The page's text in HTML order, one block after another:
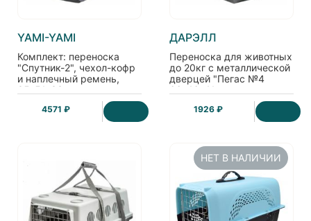
YAMI-YAMI
Комплект: переноска
"Спутник-2", чехол-кофр
и наплечный ремень,
35*51*33 см
4571 ₽
ДАРЭЛЛ
Переноска для животных
до 20кг с металлической
дверцей "Пегас №4
66*46*41см
1926 ₽
НЕТ В НАЛИЧИИ